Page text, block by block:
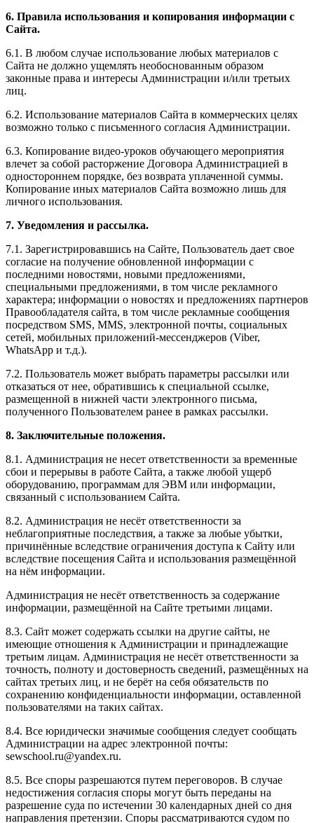
6. Правила использования и копирования информации с
Сайта.
6.1. В любом случае использование любых материалов с
Сайта не должно ущемлять необоснованным образом
законные права и интересы Администрации и/или третьих
лиц.
6.2. Использование материалов Сайта в коммерческих целях
возможно только с письменного согласия Администрации.
6.3. Копирование видео-уроков обучающего мероприятия
влечет за собой расторжение Договора Администрацией в
одностороннем порядке, без возврата уплаченной суммы.
Копирование иных материалов Сайта возможно лишь для
личного использования.
7. Уведомления и рассылка.
7.1. Зарегистрировавшись на Сайте, Пользователь дает свое
согласие на получение обновленной информации с
последними новостями, новыми предложениями,
специальными предложениями, в том числе рекламного
характера; информации о новостях и предложениях партнеров
Правообладателя сайта, в том числе рекламные сообщения
посредством SMS, MMS, электронной почты, социальных
сетей, мобильных приложений-мессенджеров (Viber,
WhatsApp и т.д.).
7.2. Пользователь может выбрать параметры рассылки или
отказаться от нее, обратившись к специальной ссылке,
размещенной в нижней части электронного письма,
полученного Пользователем ранее в рамках рассылки.
8. Заключительные положения.
8.1. Администрация не несет ответственности за временные
сбои и перерывы в работе Сайта, а также любой ущерб
оборудованию, программам для ЭВМ или информации,
связанный с использованием Сайта.
8.2. Администрация не несёт ответственности за
неблагоприятные последствия, а также за любые убытки,
причинённые вследствие ограничения доступа к Сайту или
вследствие посещения Сайта и использования размещённой
на нём информации.
Администрация не несёт ответственность за содержание
информации, размещённой на Сайте третьими лицами.
8.3. Сайт может содержать ссылки на другие сайты, не
имеющие отношения к Администрации и принадлежащие
третьим лицам. Администрация не несёт ответственности за
точность, полноту и достоверность сведений, размещённых на
сайтах третьих лиц, и не берёт на себя обязательств по
сохранению конфиденциальности информации, оставленной
пользователями на таких сайтах.
8.4. Все юридически значимые сообщения следует сообщать
Администрации на адрес электронной почты:
sewschool.ru@yandex.ru.
8.5. Все споры разрешаются путем переговоров. В случае
недостижения согласия споры могут быть переданы на
разрешение суда по истечении 30 календарных дней со дня
направления претензии. Споры рассматриваются судом по